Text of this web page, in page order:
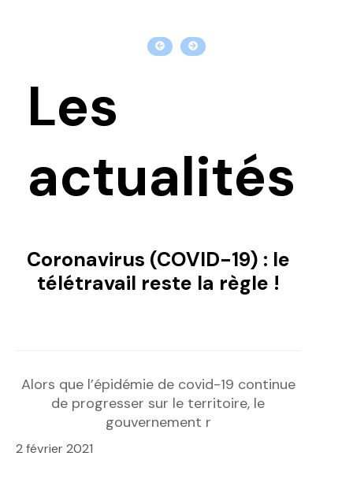
Les
actualités
Coronavirus (COVID-19) : le
télétravail reste la règle !
Alors que l’épidémie de covid-19 continue
de progresser sur le territoire, le
gouvernement r
2 février 2021